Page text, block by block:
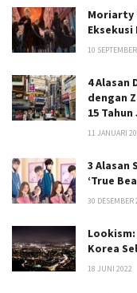
Moriarty
10
4 Alasan
dengan
15
11 JANUARI
3 Alasan
‘True
30 DESEMBER
Korea
18 JUNI 2022